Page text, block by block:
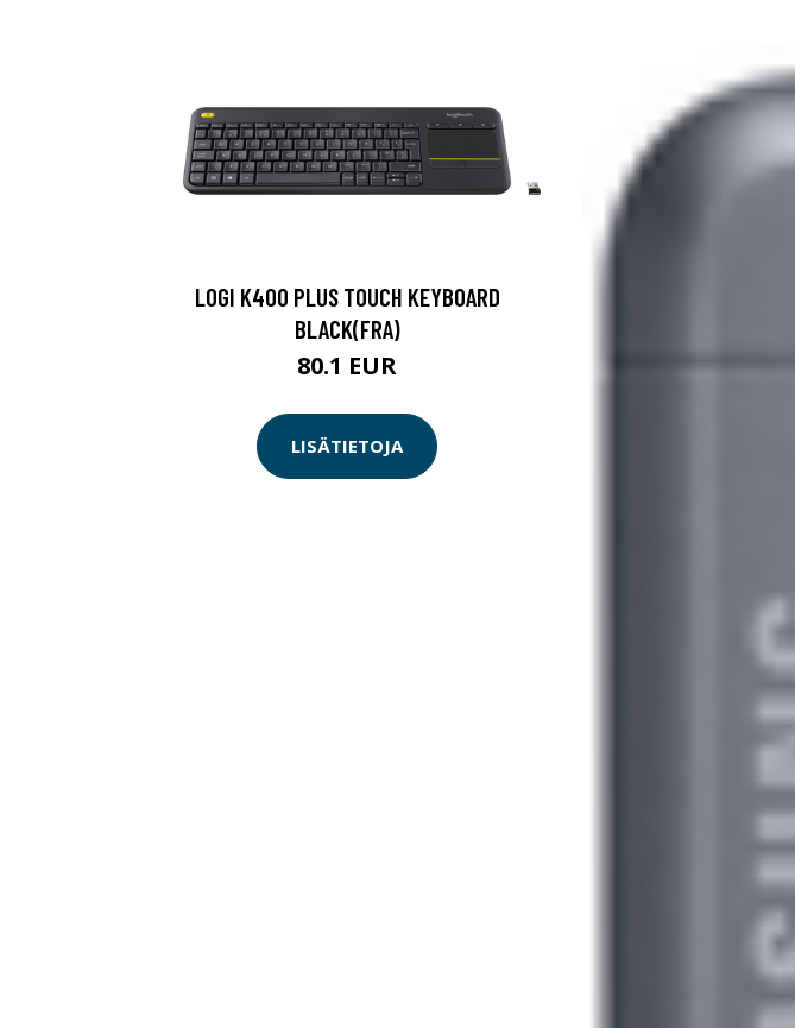
LOGI K400 PLUS TOUCH KEYBOARD
BLACK(FRA)
80.1 EUR
LISÄTIETOJA